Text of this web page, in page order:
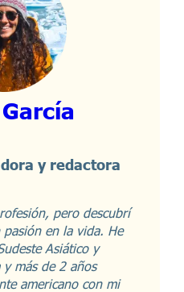
y redactora
pero descubrí
en la vida. He
Asiático y
más de 2 años
americano con mi